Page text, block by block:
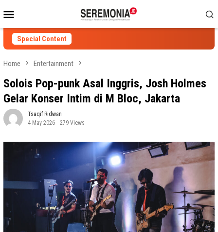
to
contentMenu
Special Content
Home Entertainment
Solois Pop-punk Asal Inggris, Josh Holmes
Gelar Konser Intim di M Bloc, Jakarta
Tsaqif Ridwan
4 May 2026
279 Views